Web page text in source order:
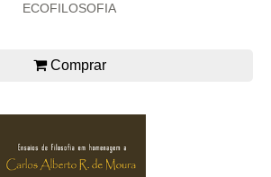
ECOFILOSOFIA
Comprar